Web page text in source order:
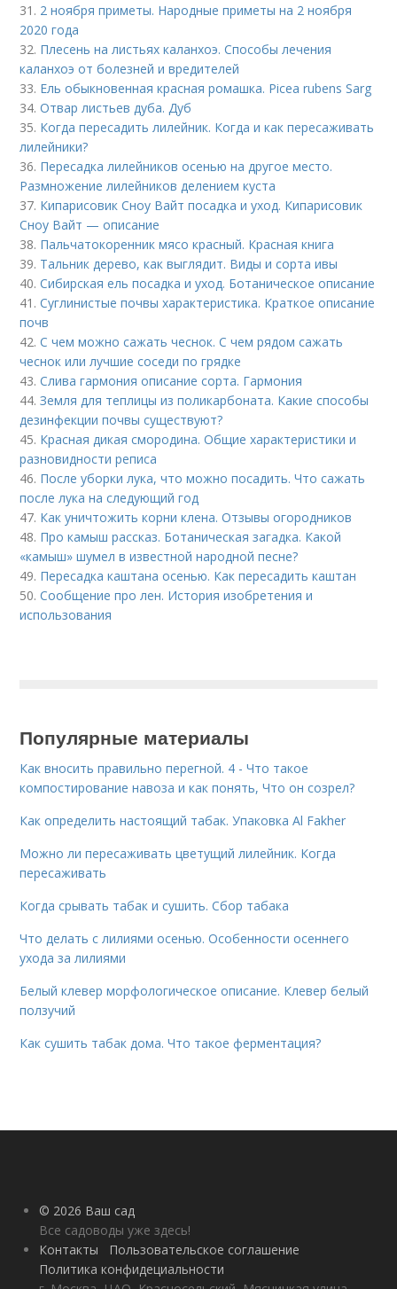
31. 2 ноября приметы. Народные приметы на 2 ноября
2020 года
32. Плесень на листьях каланхоэ. Способы лечения
каланхоэ от болезней и вредителей
33. Ель обыкновенная красная ромашка. Picea rubens Sarg
34.Отвар листьев дуба. Дуб
35. Когда пересадить лилейник. Когда и как пересаживать
лилейники?
36. Пересадка лилейников осенью на другое место.
Размножение лилейников делением куста
37. Кипарисовик Сноу Вайт посадка и уход. Кипарисовик
Сноу Вайт — описание
38. Пальчатокоренник мясо красный. Красная книга
39. Тальник дерево, как выглядит. Виды и сорта ивы
40.Сибирская ель посадка и уход. Ботаническое описание
41.Суглинистые почвы характеристика. Краткое описание
почв
42.С чем можно сажать чеснок. С чем рядом сажать
чеснок или лучшие соседи по грядке
43.Слива гармония описание сорта. Гармония
44.Земля для теплицы из поликарбоната. Какие способы
дезинфекции почвы существуют?
45. Красная дикая смородина. Общие характеристики и
разновидности реписа
46. После уборки лука, что можно посадить. Что сажать
после лука на следующий год
47. Как уничтожить корни клена. Отзывы огородников
48. Про камыш рассказ. Ботаническая загадка. Какой
«камыш» шумел в известной народной песне?
49. Пересадка каштана осенью. Как пересадить каштан
50.Сообщение про лен. История изобретения и
использования
Популярные материалы
Как вносить правильно перегной. 4 - Что такое
компостирование навоза и как понять, Что он созрел?
Как определить настоящий табак. Упаковка Al Fakher
Можно ли пересаживать цветущий лилейник. Когда
пересаживать
Когда срывать табак и сушить. Сбор табака
Что делать с лилиями осенью. Особенности осеннего
ухода за лилиями
Белый клевер морфологическое описание. Клевер белый
ползучий
Как сушить табак дома. Что такое ферментация?
© 2026 Ваш сад
Все садоводы уже здесь!
Контакты
Пользовательское соглашение
Политика конфидециальности